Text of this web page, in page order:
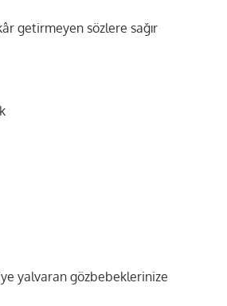
getirmeyen sözlere sağır
yalvaran gözbebeklerinize